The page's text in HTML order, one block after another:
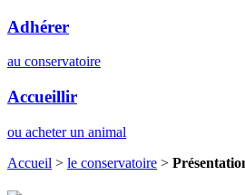
Adhérer
au conservatoire
Accueillir
ou acheter un animal
Accueil > le conservatoire >